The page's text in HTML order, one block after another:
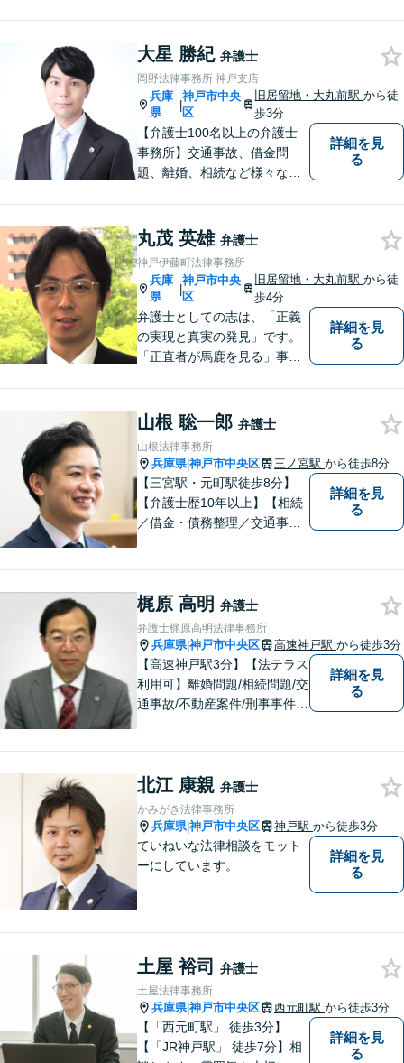
大星 勝紀 弁護士
岡野法律事務所 神戸支店
兵庫
県
|
神戸市中央
区
旧居留地・大丸前駅から徒
歩3分
【弁護士100名以上の弁護士
事務所】交通事故、借金問
題、離婚、相続など様々な問
まずはお気軽にご相談くださ
い！
詳細を見
る
丸茂 英雄 弁護士
神戸伊藤町法律事務所
兵庫
県
|
神戸市中央
区
旧居留地・大丸前駅から徒
歩4分
弁護士としての志は、「正義
の実現と真実の発見」です。
「正直者が馬鹿を見る」事は
に分析し、情熱を持って事件
に取り組みます。
詳細を見
る
山根 聡一郎 弁護士
山根法律事務所
兵庫県|神戸市中央区 三ノ宮駅 から徒歩8分
【三宮駅・元町駅徒歩8分】
【弁護士歴10年以上】【相続
／借金・債務整理／交通事
ていただいています。お困り
ごとがあればお気軽に。【夜
間・土日祝対応】【一部初回
相談無料】
詳細を見
る
梶原 高明 弁護士
弁護士梶原高明法律事務所
兵庫県|神戸市中央区 高速神戸駅 から徒歩3分
【高速神戸駅3分】【法テラス
利用可】離婚問題/相続問題/交
通事故/不動産案件/刑事事件な
扱っております。依頼者様の
ご事情から考えうる最良のル
ートを選びます。【子連れ相
談可】
詳細を見
る
北江 康親 弁護士
かみがき法律事務所
兵庫県|神戸市中央区 神戸駅 から徒歩3分
ていねいな法律相談をモット
ーにしています。
詳細を見
る
土屋 裕司 弁護士
土屋法律事務所
兵庫県|神戸市中央区 西元町駅 から徒歩3分
【「西元町駅」 徒歩3分】
【「JR神戸駅」 徒歩7分】相
詳細を見
る